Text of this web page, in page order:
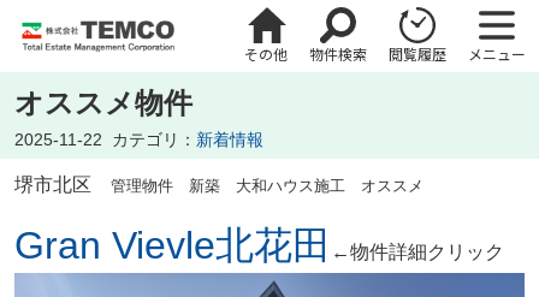
その他 物件検索 閲覧履歴 メニュー
オススメ物件
2025-11-22 カテゴリ： 新着情報
堺市北区 管理物件 新築 大和ハウス施工 オススメ
Gran Vievle北花田 ←物件詳細クリック